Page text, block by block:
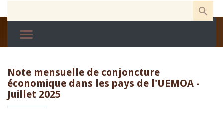
Note mensuelle de conjoncture
économique dans les pays de l'UEMOA -
Juillet 2025